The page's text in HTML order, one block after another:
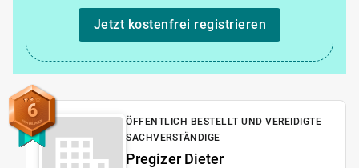
Jetzt kostenfrei registrieren
6
ÖFFENTLICH BESTELLT UND VEREIDIGTE
SACHVERSTÄNDIGE
Pregizer Dieter